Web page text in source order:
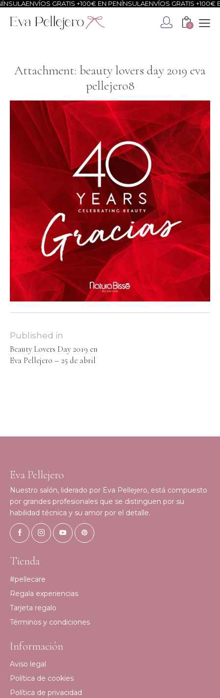
ENVÍOS GRATIS +100€ EN PENÍNSULAENVÍOS GRATIS +100€
0
Attachment: beauty lovers day 2019 eva
pellejero8
Published in
Beauty Lovers Day 2019 en
Eva Pellejero – 25 de abril
Eva Pellejero
Nuestro salón, liderado por Eva Pellejero, está compuesto
por grandes profesionales que se distinguen por su
habilidad técnica y su amor por el detalle.
Tienda
#pellecare
Regala experiencias
Tarjeta regalo
Términos y condiciones
Información
Aviso legal
Política de cookies
Política de privacidad